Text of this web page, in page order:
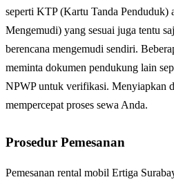
seperti KTP (Kartu Tanda Penduduk)
Mengemudi) yang sesuai juga tentu
berencana mengemudi sendiri.
meminta dokumen pendukung lain
NPWP untuk verifikasi. Menyiapkan
mempercepat proses sewa Anda.
Prosedur Pemesanan
Pemesanan rental mobil Ertiga